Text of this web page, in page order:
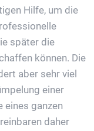
Hilfe, um die
später die
können. Die
aber sehr viel
einer
eines ganzen
daher